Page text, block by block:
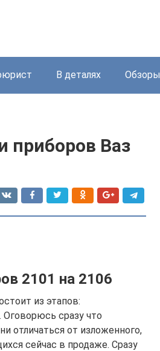
В деталях Обзоры
приборов Ваз
2101 на 2106
из этапов:
Оговорюсь сразу что
отличаться от изложенного,
сейчас в продаже. Сразу